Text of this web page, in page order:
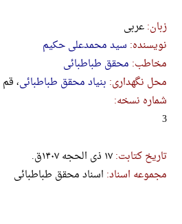
زبان:عربی
نویسنده: سید محمدعلی حکیم
مخاطب: محقق طباطبائی
محل نگهداری: بنیاد محقق طباطبائی، قم
شماره نسخه:
3
تاریخ کتابت:۱۷ ذی الحجه ۱۴۰۷ق.
مجموعه اسناد: اسناد محقق طباطبائی